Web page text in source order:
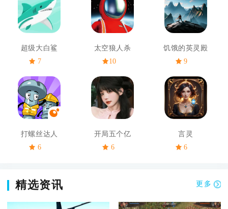
超级大白鲨
7
太空狼人杀
10
饥饿的英灵殿
9
打螺丝达人
6
开局五个亿
6
言灵
6
精选资讯 更多